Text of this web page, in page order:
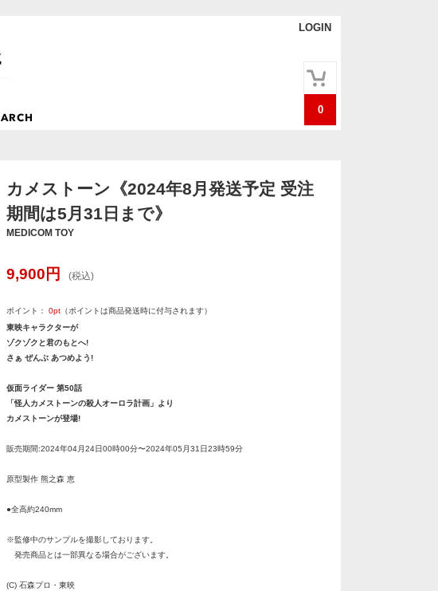
LOGIN
0
カメストーン《2024年8月発送予定 受注
期間は5月31日まで》
MEDICOM TOY
9,900 円 (税込)
ポイント： 0pt （ポイントは商品発送時に付与されます）
東映キャラクターが
ゾクゾクと君のもとへ!
さぁ ぜんぶ あつめよう!
仮面ライダー 第50話
「怪人カメストーンの殺人オーロラ計画」より
カメストーンが登場!
販売期間:2024年04月24日00時00分〜2024年05月31日23時59分
原型製作 熊之森 恵
●全高約240mm
※監修中のサンプルを撮影しております。
発売商品とは一部異なる場合がございます。
(C) 石森プロ・東映